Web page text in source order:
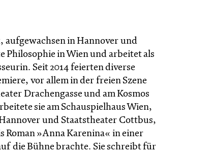
, aufgewachsen in Hannover und
Philosophie in Wien und arbeitet als
Seit 2014 feierten diverse
vor allem in der freien Szene
Drachengasse und am Kosmos
sie am Schauspielhaus Wien,
und Staatstheater Cottbus,
Roman »Anna Karenina« in einer
die Bühne brachte. Sie schreibt für